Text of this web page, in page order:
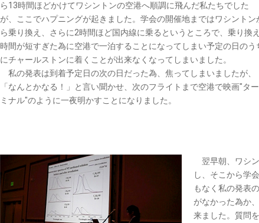
ら13時間ほどかけてワシントンの空港へ順調に飛んだ私たちでした
が、ここでハプニングが起きました。学会の開催地まではワシントン
ら乗り換え、さらに2時間ほど国内線に乗るというところで、乗り換え
時間が短すぎた為に空港で一泊することになってしまい予定の日のう
にチャールストンに着くことが出来なくなってしまいました。
私の発表は到着予定日の次の日だった為、焦ってしまいましたが、
「なんとかなる！」と言い聞かせ、次のフライトまで空港で映画"ター
ミナル"のように一夜明かすことになりました。
翌早朝、ワシ
し、そこから学
もなく私の発表
がなかった為か
来ました。質問